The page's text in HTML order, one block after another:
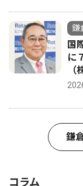
鎌
国
に
鎌
コラム